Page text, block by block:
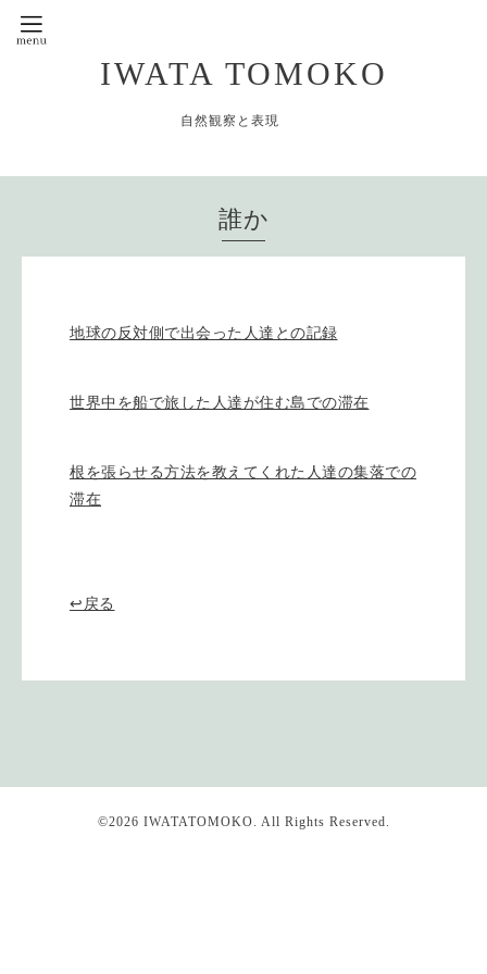
IWATA TOMOKO
自然観察と表現
誰か
地球の反対側で出会った人達との記録
世界中を船で旅した人達が住む島での滞在
根を張らせる方法を教えてくれた人達の集落での
滞在
↩戻る
©2026 IWATATOMOKO. All Rights Reserved.